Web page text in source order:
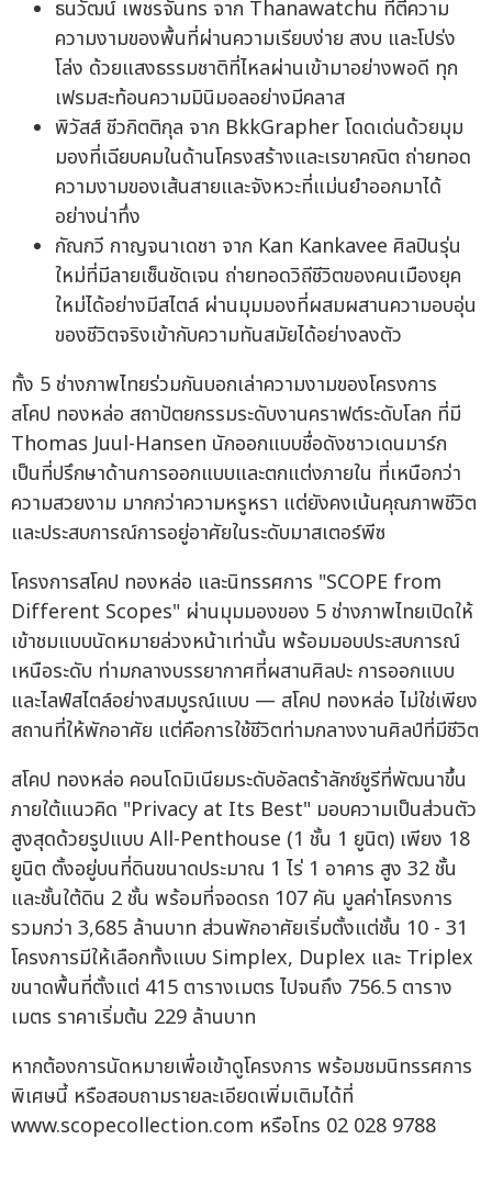
ธนวัฒน์ เพชรจันทร จาก Thanawatchu ที่ตีความ
ความงามของพื้นที่ผ่านความเรียบง่าย สงบ และโปร่ง
โล่ง ด้วยแสงธรรมชาติที่ไหลผ่านเข้ามาอย่างพอดี ทุก
เฟรมสะท้อนความมินิมอลอย่างมีคลาส
พิวัสส์ ชีวกิตติกุล จาก BkkGrapher โดดเด่นด้วยมุม
มองที่เฉียบคมในด้านโครงสร้างและเรขาคณิต ถ่ายทอด
ความงามของเส้นสายและจังหวะที่แม่นยำออกมาได้
อย่างน่าทึ่ง
กัณกวี กาญจนาเดชา จาก Kan Kankavee ศิลปินรุ่น
ใหม่ที่มีลายเซ็นชัดเจน ถ่ายทอดวิถีชีวิตของคนเมืองยุค
ใหม่ได้อย่างมีสไตล์ ผ่านมุมมองที่ผสมผสานความอบอุ่น
ของชีวิตจริงเข้ากับความทันสมัยได้อย่างลงตัว
ทั้ง 5 ช่างภาพไทยร่วมกันบอกเล่าความงามของโครงการ
สโคป ทองหล่อ สถาปัตยกรรมระดับงานคราฟต์ระดับโลก ที่มี
Thomas Juul-Hansen นักออกแบบชื่อดังชาวเดนมาร์ก
เป็นที่ปรึกษาด้านการออกแบบและตกแต่งภายใน ที่เหนือกว่า
ความสวยงาม มากกว่าความหรูหรา แต่ยังคงเน้นคุณภาพชีวิต
และประสบการณ์การอยู่อาศัยในระดับมาสเตอร์พีซ
โครงการสโคป ทองหล่อ และนิทรรศการ "SCOPE from
Different Scopes" ผ่านมุมมองของ 5 ช่างภาพไทยเปิดให้
เข้าชมแบบนัดหมายล่วงหน้าเท่านั้น พร้อมมอบประสบการณ์
เหนือระดับ ท่ามกลางบรรยากาศที่ผสานศิลปะ การออกแบบ
และไลฟ์สไตล์อย่างสมบูรณ์แบบ — สโคป ทองหล่อ ไม่ใช่เพียง
สถานที่ให้พักอาศัย แต่คือการใช้ชีวิตท่ามกลางงานศิลป์ที่มีชีวิต
สโคป ทองหล่อ คอนโดมิเนียมระดับอัลตร้าลักซ์ชูรีที่พัฒนาขึ้น
ภายใต้แนวคิด "Privacy at Its Best" มอบความเป็นส่วนตัว
สูงสุดด้วยรูปแบบ All-Penthouse (1 ชั้น 1 ยูนิต) เพียง 18
ยูนิต ตั้งอยู่บนที่ดินขนาดประมาณ 1 ไร่ 1 อาคาร สูง 32 ชั้น
และชั้นใต้ดิน 2 ชั้น พร้อมที่จอดรถ 107 คัน มูลค่าโครงการ
รวมกว่า 3,685 ล้านบาท ส่วนพักอาศัยเริ่มตั้งแต่ชั้น 10 - 31
โครงการมีให้เลือกทั้งแบบ Simplex, Duplex และ Triplex
ขนาดพื้นที่ตั้งแต่ 415 ตารางเมตร ไปจนถึง 756.5 ตาราง
เมตร ราคาเริ่มต้น 229 ล้านบาท
หากต้องการนัดหมายเพื่อเข้าดูโครงการ พร้อมชมนิทรรศการ
พิเศษนี้ หรือสอบถามรายละเอียดเพิ่มเติมได้ที่
www.scopecollection.com หรือโทร 02 028 9788